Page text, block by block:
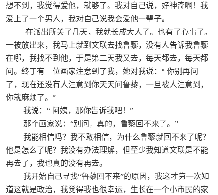
想不到，我觉得爱他，就够了。我对自己说，好神奇啊！我
爱上了一个男人，我对自己说我会爱他一辈子。
在派出所关了几天，我就长成大人了。也有了心事了。
一被放出来，我马上就到文联去找鲁藜，没有人告诉我鲁藜
在哪，我找不到他，于是第二天我又去，每天都去，每天都
问。终于有一位画家注意到了我，她对我说：“ 你别再问
了，现在还没有人注意到你天天问鲁藜，一旦被人注意到，
你就麻烦了。”
我说：“ 阿姨，那你告诉我吧！”
那个画家说：“别问，真的，鲁藜回不来了。”
我能相信吗？我不敢相信，为什么鲁藜就回不来了呢？
他是怎么了呢？我没有办法理解，但至少我知道文联是不能
再去了，我也真的没有再去。
我开始自己寻找“鲁藜回不来”的原因，我这才第一次知
道这就是政治，我觉得我也很幸运，生长在一个小市民的家